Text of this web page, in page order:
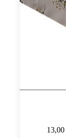
13,00